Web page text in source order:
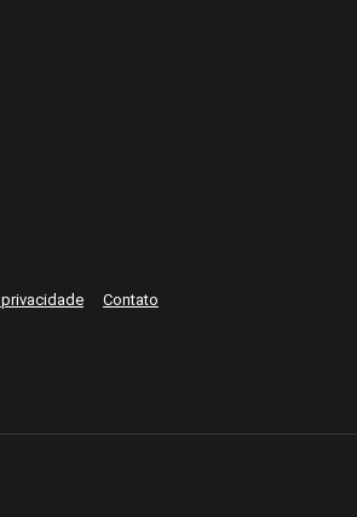
Contato